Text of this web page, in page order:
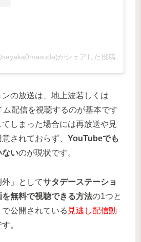
がシェアした投稿
の放送は、地上波若しくは
配信を視聴するのが基本です
しまった場合には再放送や見
されておらず、 YouTubeでも
ないのが現状です。
」としてサタデーステーショ
無料で視聴できる方法の1つと
公開されている 見逃し配信動
。